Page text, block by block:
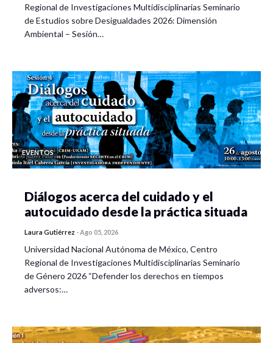
Regional de Investigaciones Multidisciplinarias Seminario
de Estudios sobre Desigualdades 2026: Dimensión
Ambiental – Sesión…
EVENTOS
Diálogos acerca del cuidado y el
autocuidado desde la práctica situada
Laura Gutiérrez -Ago 05, 2026
Universidad Nacional Autónoma de México, Centro
Regional de Investigaciones Multidisciplinarias Seminario
de Género 2026 “Defender los derechos en tiempos
adversos:…